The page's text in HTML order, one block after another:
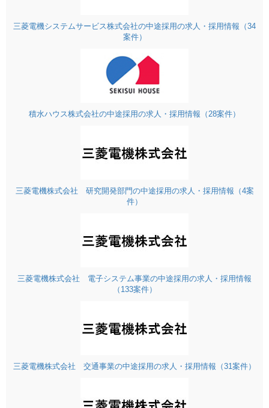
三菱電機システムサービス株式会社の中途採用の求人・採用情報（34
案件）
積水ハウス株式会社の中途採用の求人・採用情報（28案件）
三菱電機株式会社 研究開発部門の中途採用の求人・採用情報（4案
件）
三菱電機株式会社 電子システム事業の中途採用の求人・採用情報
（133案件）
三菱電機株式会社 交通事業の中途採用の求人・採用情報（31案件）